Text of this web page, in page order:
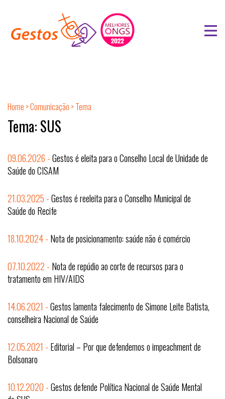
Home >Comunicação > Tema
Tema: SUS
09.06.2026 -Gestos é eleita para o Conselho Local de Unidade de
Saúde do CISAM
21.03.2025 -Gestos é reeleita para o Conselho Municipal de
Saúde do Recife
18.10.2024 - Nota de posicionamento: saúde não é comércio
07.10.2022 - Nota de repúdio ao corte de recursos para o
tratamento em HIV/AIDS
14.06.2021 -Gestos lamenta falecimento de Simone Leite Batista,
conselheira Nacional de Saúde
12.05.2021 - Editorial – Por que defendemos o impeachment de
Bolsonaro
10.12.2020 -Gestos defende Política Nacional de Saúde Mental